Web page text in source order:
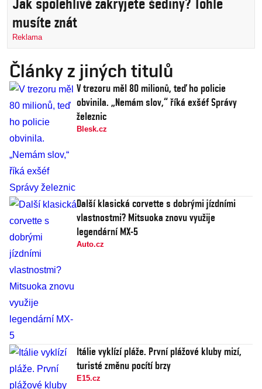
Jak spolehlivě zakryjete šediny? Tohle
musíte znát
Reklama
Články z jiných titulů
V trezoru měl 80 milionů, teď ho policie
obvinila. „Nemám slov,“ říká exšéf Správy
železnic
Blesk.cz
Další klasická corvette s dobrými jízdními
vlastnostmi? Mitsuoka znovu využije
legendární MX-5
Auto.cz
Itálie vyklízí pláže. První plážové kluby mizí,
turisté změnu pocítí brzy
E15.cz